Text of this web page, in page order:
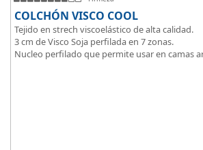
COLCHÓN VISCO COOL
Tejido en strech viscoelástico de alta calidad.
3 cm de Visco Soja perfilada en 7 zonas.
Nucleo perfilado que permite usar en camas